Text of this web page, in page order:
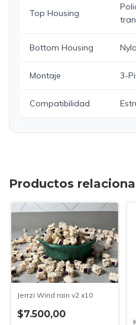
Top Housing
Bottom Housing
Montaje 3-
Compatibilidad
Productos
Jerrzi Wind rain v2 x10
$7.500,00